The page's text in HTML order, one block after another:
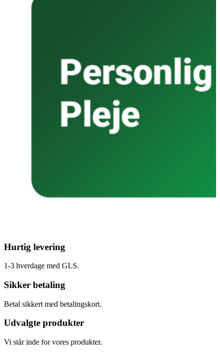
Hurtig levering
1-3 hverdage med GLS.
Sikker betaling
Betal sikkert med betalingskort.
Udvalgte produkter
Vi står inde for vores produkter.